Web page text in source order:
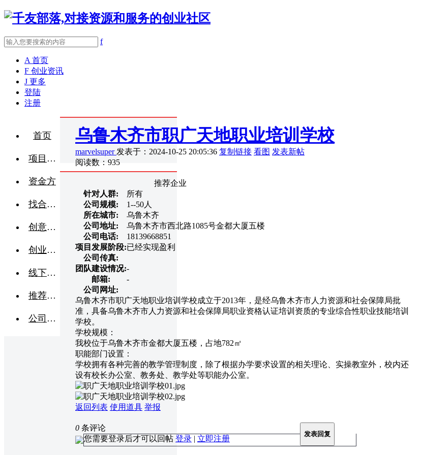
f
A 首页
F 创业资讯
J 更多
登陆
注册
首页
项目融资
资金方
找合伙人
创意点子
创业交流
线下活动
推荐企业
公司转让
乌鲁木齐市职广天地职业培训学校
marvelsuper 发表于：2024-10-25 20:05:36 复制链接 看图 发表新帖
阅读数：935
推荐企业
针对人群:
所有
公司规模:
1--50人
所在城市:
乌鲁木齐
公司地址:
乌鲁木齐市西北路1085号金都大厦五楼
公司电话:
18139668851
项目发展阶段:已经实现盈利
公司传真:
团队建设情况:-
邮箱:
-
公司网址:
乌鲁木齐市职广天地职业培训学校成立于2013年，是经乌鲁木齐市人力资源和社会保障局批
准，具备乌鲁木齐市人力资源和社会保障局职业资格认证培训资质的专业综合性职业技能培训
学校。
学校规模：
我校位于乌鲁木齐市金都大厦五楼，占地782㎡
职能部门设置：
学校拥有各种完善的教学管理制度，除了根据办学要求设置的相关理论、实操教室外，校内还
设有校长办公室、教务处、教学处等职能办公室。
返回列表 使用道具 举报
0 条评论
您需要登录后才可以回帖 登录 | 立即注册
发表回复